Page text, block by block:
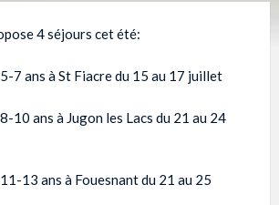
4 séjours cet été:
7 ans à St Fiacre du 15 au 17 juillet
10 ans à Jugon les Lacs du 21 au 24
13 ans à Fouesnant du 21 au 25